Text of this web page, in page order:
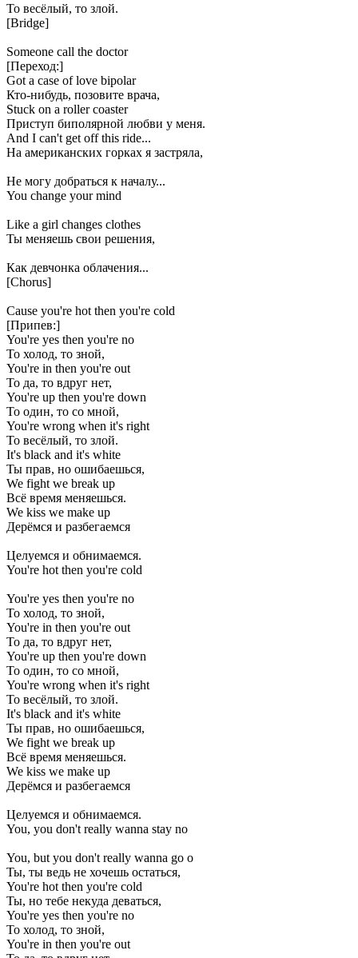
То весёлый, то злой.
[Bridge]
Someone call the doctor
[Переход:]
Got a case of love bipolar
Кто-нибудь, позовите врача,
Stuck on a roller coaster
Приступ биполярной любви у меня.
And I can't get off this ride...
На американских горках я застряла,
Не могу добраться к началу...
You change your mind
Like a girl changes clothes
Ты меняешь свои решения,
Как девчонка облачения...
[Chorus]
Cause you're hot then you're cold
[Припев:]
You're yes then you're no
То холод, то зной,
You're in then you're out
То да, то вдруг нет,
You're up then you're down
То один, то со мной,
You're wrong when it's right
То весёлый, то злой.
It's black and it's white
Ты прав, но ошибаешься,
We fight we break up
Всё время меняешься.
We kiss we make up
Дерёмся и разбегаемся
Целуемся и обнимаемся.
You're hot then you're cold
You're yes then you're no
То холод, то зной,
You're in then you're out
То да, то вдруг нет,
You're up then you're down
То один, то со мной,
You're wrong when it's right
То весёлый, то злой.
It's black and it's white
Ты прав, но ошибаешься,
We fight we break up
Всё время меняешься.
We kiss we make up
Дерёмся и разбегаемся
Целуемся и обнимаемся.
You, you don't really wanna stay no
You, but you don't really wanna go o
Ты, ты ведь не хочешь остаться,
You're hot then you're cold
Ты, но тебе некуда деваться,
You're yes then you're no
То холод, то зной,
You're in then you're out